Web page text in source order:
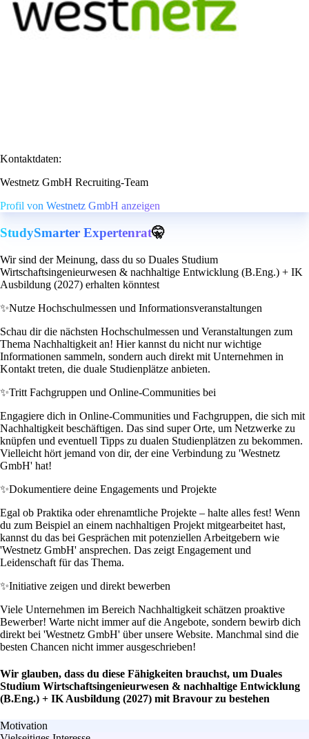
Kontaktdaten:
Westnetz GmbH Recruiting-Team
Profil von Westnetz GmbH anzeigen
StudySmarter Expertenrat🤫
Wir sind der Meinung, dass du so Duales Studium
Wirtschaftsingenieurwesen & nachhaltige Entwicklung (B.Eng.) + IK
Ausbildung (2027) erhalten könntest
✨Nutze Hochschulmessen und Informationsveranstaltungen
Schau dir die nächsten Hochschulmessen und Veranstaltungen zum
Thema Nachhaltigkeit an! Hier kannst du nicht nur wichtige
Informationen sammeln, sondern auch direkt mit Unternehmen in
Kontakt treten, die duale Studienplätze anbieten.
✨Tritt Fachgruppen und Online-Communities bei
Engagiere dich in Online-Communities und Fachgruppen, die sich mit
Nachhaltigkeit beschäftigen. Das sind super Orte, um Netzwerke zu
knüpfen und eventuell Tipps zu dualen Studienplätzen zu bekommen.
Vielleicht hört jemand von dir, der eine Verbindung zu 'Westnetz
GmbH' hat!
✨Dokumentiere deine Engagements und Projekte
Egal ob Praktika oder ehrenamtliche Projekte – halte alles fest! Wenn
du zum Beispiel an einem nachhaltigen Projekt mitgearbeitet hast,
kannst du das bei Gesprächen mit potenziellen Arbeitgebern wie
'Westnetz GmbH' ansprechen. Das zeigt Engagement und
Leidenschaft für das Thema.
✨Initiative zeigen und direkt bewerben
Viele Unternehmen im Bereich Nachhaltigkeit schätzen proaktive
Bewerber! Warte nicht immer auf die Angebote, sondern bewirb dich
direkt bei 'Westnetz GmbH' über unsere Website. Manchmal sind die
besten Chancen nicht immer ausgeschrieben!
Wir glauben, dass du diese Fähigkeiten brauchst, um Duales
Studium Wirtschaftsingenieurwesen & nachhaltige Entwicklung
(B.Eng.) + IK Ausbildung (2027) mit Bravour zu bestehen
Motivation